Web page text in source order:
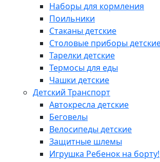
Наборы для кормления
Поильники
Стаканы детские
Столовые приборы
Тарелки детские
Термосы для еды
Чашки детские
Детский Транспорт
Автокресла детские
Беговелы
Велосипеды детские
Защитные шлемы
Игрушка Ребенок на борту!